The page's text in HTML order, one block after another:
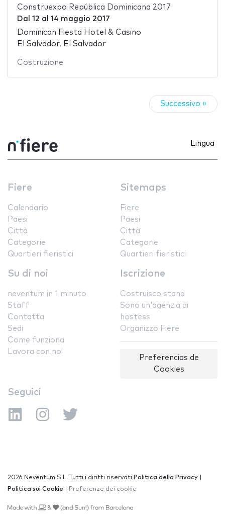
Construexpo República Dominicana 2017
Dal 12 al 14 maggio 2017
Dominican Fiesta Hotel & Casino
El Salvador, El Salvador
Costruzione
Successivo »
Lingua
Fiere
Calendario
Paesi
Città
Categorie
Quartieri fieristici
Sitemaps
Fiere
Paesi
Città
Categorie
Quartieri fieristici
Su di noi
neventum in 1 minuto
Staff
Contatta
Sedi
Come funziona
Lavora con noi
Iscrizione
Costruisco stand
Sono un'agenzia di
hostess
Organizzo Fiere
Preferencias de
Cookies
Seguici
2026 Neventum S.L. Tutti i diritti riservati Politica della Privacy
Politica sui Cookie
Preferenze dei cookie